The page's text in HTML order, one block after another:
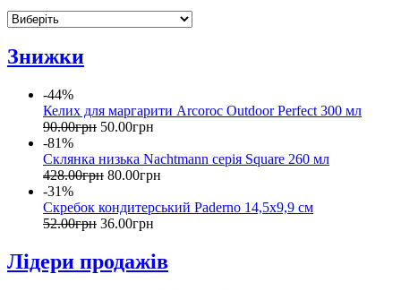
Знижки
-44%
Келих для маргарити Arcoroc Outdoor Perfect 300 мл
90.00грн 50.00грн
-81%
Склянка низька Nachtmann серія Square 260 мл
428.00грн 80.00грн
-31%
Скребок кондитерський Paderno 14,5х9,9 см
52.00грн 36.00грн
Лідери продажів